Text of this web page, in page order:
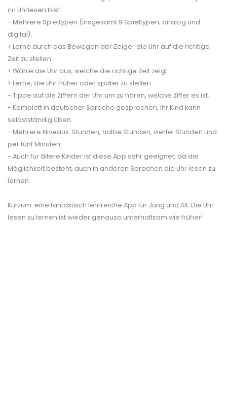
im Uhrlesen bist!
- Mehrere Spieltypen (insgesamt 9 Spieltypen; analog und
digital):
> Lerne durch das Bewegen der Zeiger die Uhr auf die richtige
Zeit zu stellen.
> Wähle die Uhr aus, welche die richtige Zeit zeigt.
> Lerne, die Uhr früher oder später zu stellen
- Tippe auf die Ziffern der Uhr um zu hören, welche Ziffer es ist.
- Komplett in deutscher Sprache gesprochen, Ihr Kind kann
selbstständig üben.
- Mehrere Niveaus: Stunden, halbe Stunden, viertel Stunden und
per fünf Minuten
- Auch für ältere Kinder ist diese App sehr geeignet, da die
Möglichkeit besteht, auch in anderen Sprachen die Uhr lesen zu
lernen.
Kurzum: eine fantastisch lehrreiche App für Jung und Alt. Die Uhr
lesen zu lernen ist wieder genauso unterhaltsam wie früher!